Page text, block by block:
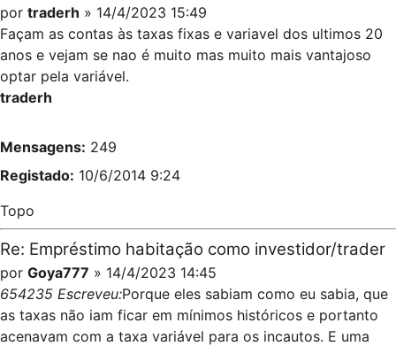
por traderh » 14/4/2023 15:49
Façam as contas às taxas fixas e variavel dos ultimos 20
anos e vejam se nao é muito mas muito mais vantajoso
optar pela variável.
traderh
Mensagens: 249
Registado: 10/6/2014 9:24
Topo
Re: Empréstimo habitação como investidor/trader
por Goya777 » 14/4/2023 14:45
654235 Escreveu:Porque eles sabiam como eu sabia, que
as taxas não iam ficar em mínimos históricos e portanto
acenavam com a taxa variável para os incautos. E uma